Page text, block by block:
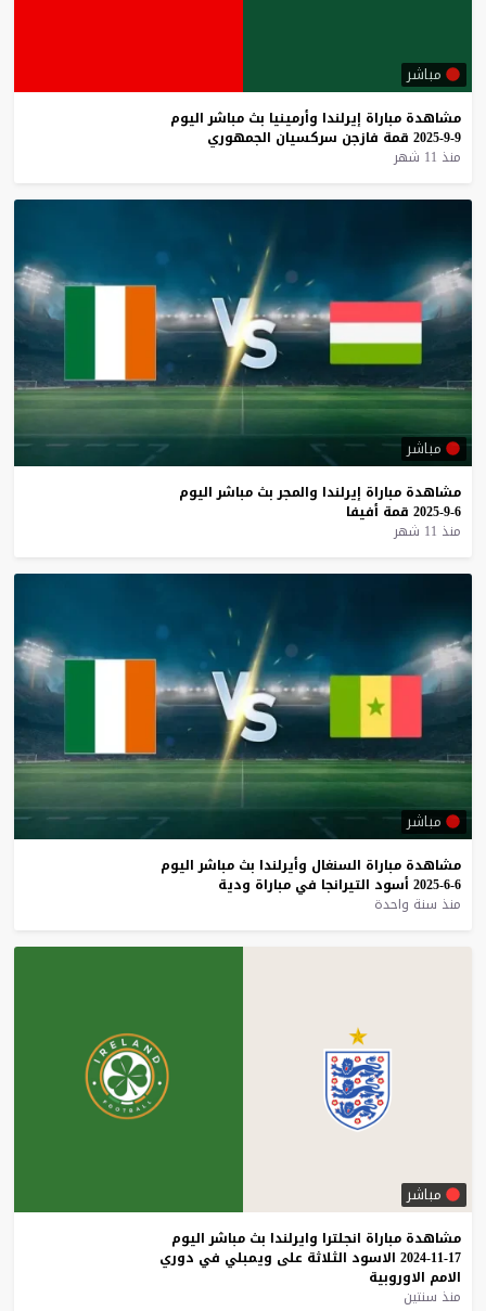
مباشر
مشاهدة مباراة إيرلندا وأرمينيا بث مباشر اليوم
9-9-2025
قمة فازجن سركسيان الجمهوري
منذ 11 شهر
مباشر
مشاهدة مباراة إيرلندا والمجر بث مباشر اليوم
6-9-2025
قمة أفيفا
منذ 11 شهر
مباشر
مشاهدة مباراة السنغال وأيرلندا بث مباشر اليوم
6-6-2025
أسود التيرانجا في مباراة ودية
منذ سنة واحدة
مباشر
مشاهدة مباراة انجلترا وايرلندا بث مباشر اليوم
17-11-2024
الاسود الثلاثة على ويمبلي في دوري
الامم الاوروبية
منذ سنتين